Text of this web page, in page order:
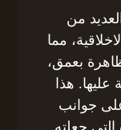
من
مما
بعمق،
عليها. هذا
جوانب